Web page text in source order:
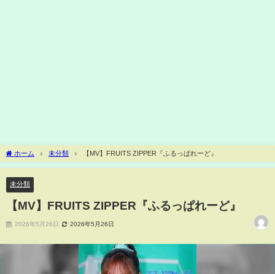
ホーム 未分類 【MV】FRUITS ZIPPER『ふるっぱれーど』
未分類
【MV】FRUITS ZIPPER『ふるっぱれーど』
2026年5月26日 2026年5月26日